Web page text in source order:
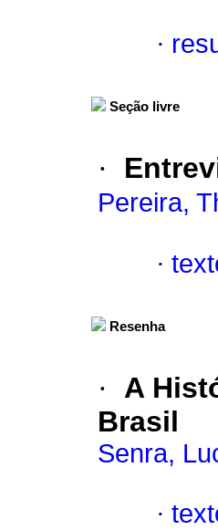
·
Seção livre
·
Pereira,
·
Resenha
·
A
Brasil
Senra,
·